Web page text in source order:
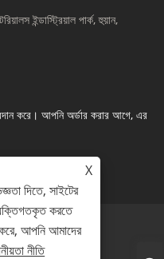
ইন্ডাস্ট্রিয়াল পার্ক, হুয়ান,
করে। আপনি অর্ডার করার আগে, এর
গোপনীয়তা নীতি
X
দিতে, সাইটের
করতে
আপনি আমাদের
নীতি